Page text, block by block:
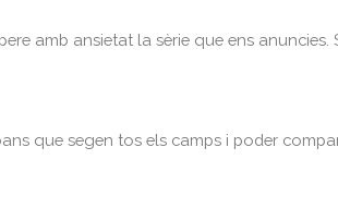
amb ansietat la sèrie que ens anuncies.
que segen tos els camps i poder